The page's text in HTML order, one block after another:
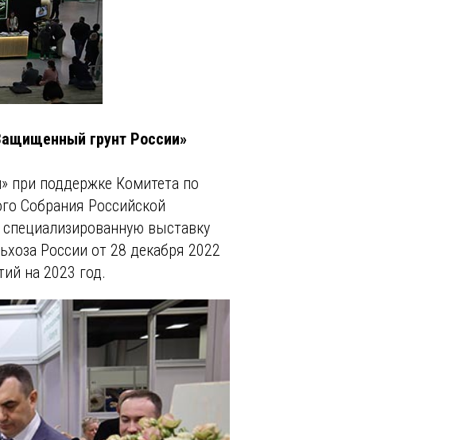
грунт России»
при поддержке Комитета по
Собрания Российской
выставку
России от 28 декабря 2022
на 2023 год.